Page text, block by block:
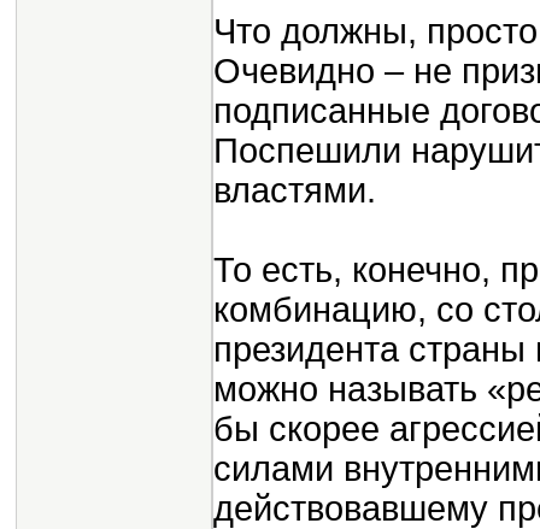
Что должны,
Очевидно – не
подписанные
Поспешили
властями.
То есть, конечно,
комбинацию, со
президента
можно называть
бы скорее
силами
действовавшему